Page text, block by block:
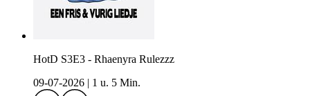
HotD S3E3 - Rhaenyra Rulezzz
09-07-2026
1 u. 5 Min.